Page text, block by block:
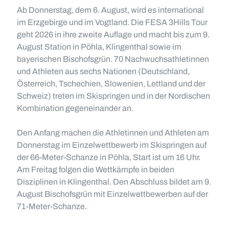
Ab Donnerstag, dem 6. August, wird es international
im Erzgebirge und im Vogtland. Die FESA 3Hills Tour
geht 2026 in ihre zweite Auflage und macht bis zum 9.
August Station in Pöhla, Klingenthal sowie im
bayerischen Bischofsgrün. 70 Nachwuchsathletinnen
und Athleten aus sechs Nationen (Deutschland,
Österreich, Tschechien, Slowenien, Lettland und der
Schweiz) treten im Skispringen und in der Nordischen
Kombination gegeneinander an.
Den Anfang machen die Athletinnen und Athleten am
Donnerstag im Einzelwettbewerb im Skispringen auf
der 66-Meter-Schanze in Pöhla, Start ist um 16 Uhr.
Am Freitag folgen die Wettkämpfe in beiden
Disziplinen in Klingenthal. Den Abschluss bildet am 9.
August Bischofsgrün mit Einzelwettbewerben auf der
71-Meter-Schanze.